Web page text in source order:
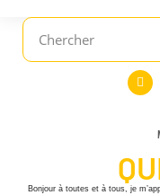
Bonjour à toutes et à tous, je